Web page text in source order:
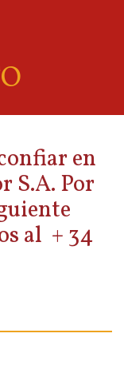
en
S.A. Por
al + 34